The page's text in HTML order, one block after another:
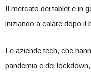
Il mercato dei tablet e in
iniziando a calare dopo il
Le aziende tech, che
pandemia e dei